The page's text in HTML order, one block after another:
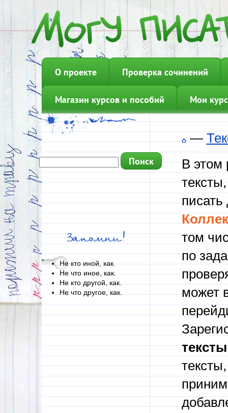
О проекте Проверка сочинений
Магазин курсов и пособий Мои
Запомни!
Не кто иной, как.
Не что иное, как.
Не кто другой, как.
Не что другое, как.
—
В этом
писать
том
по
может
тексты